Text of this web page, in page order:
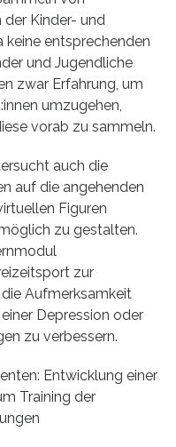
der Kinder- und
keine entsprechenden
und Jugendliche
zwar Erfahrung, um
umzugehen,
vorab zu sammeln.
auch die
auf die angehenden
Figuren
zu gestalten.
zur
Aufmerksamkeit
Depression oder
zu verbessern.
Entwicklung einer
Training der